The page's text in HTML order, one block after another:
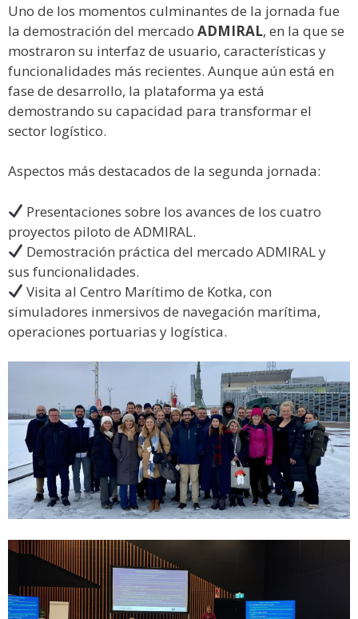
Uno de los momentos culminantes de la jornada fue
la demostración del mercado ADMIRAL, en la que se
mostraron su interfaz de usuario, características y
funcionalidades más recientes. Aunque aún está en
fase de desarrollo, la plataforma ya está
demostrando su capacidad para transformar el
sector logístico.
Aspectos más destacados de la segunda jornada:
Presentaciones sobre los avances de los cuatro
proyectos piloto de ADMIRAL.
Demostración práctica del mercado ADMIRAL y
sus funcionalidades.
Visita al Centro Marítimo de Kotka, con
simuladores inmersivos de navegación marítima,
operaciones portuarias y logística.